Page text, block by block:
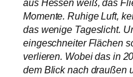
aus Hessen weiß, das
Momente. Ruhige Luft,
das wenige Tageslicht.
eingeschneiter Flächen
verlieren. Wobei das in
dem Blick nach draußen